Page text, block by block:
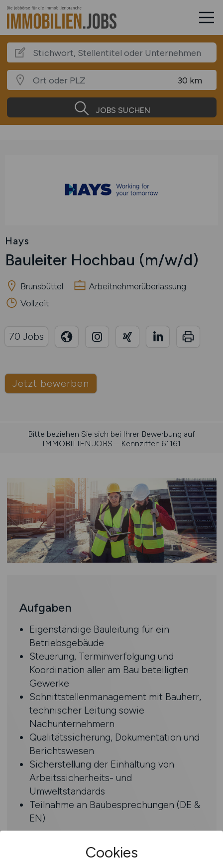
JOBS SUCHEN
Hays
Bauleiter Hochbau (m/w/d)
Brunsbüttel
Arbeitnehmerüberlassung
Vollzeit
Jetzt bewerben
70 Jobs
Bitte beziehen Sie sich bei Ihrer Bewerbung auf
IMMOBILIEN.JOBS – Kennziffer: 61161
Aufgaben
Eigenständige Bauleitung für ein
Betriebsgebäude
Steuerung, Terminverfolgung und
Koordination aller am Bau beteiligten
Gewerke
Schnittstellenmanagement mit Bauherr,
technischer Leitung sowie
Nachunternehmern
Qualitätssicherung, Dokumentation und
Berichtswesen
Sicherstellung der Einhaltung von
Arbeitssicherheits- und
Umweltstandards
Teilnahme an Baubesprechungen (DE &
EN)
Cookies